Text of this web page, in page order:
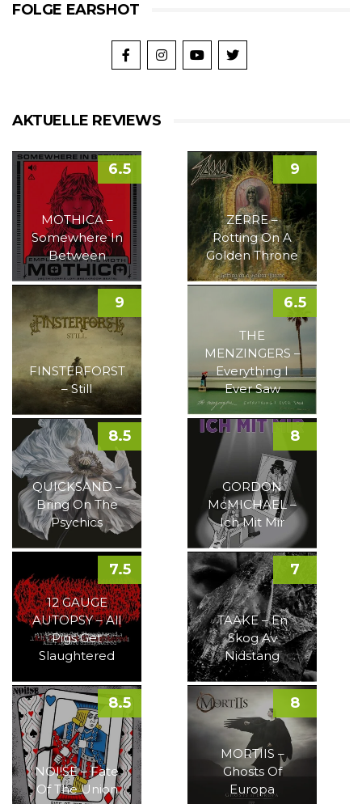
FOLGE EARSHOT
AKTUELLE REVIEWS
MOTHICA –
Somewhere In
Between
6.5
ZERRE –
Rotting On A
Golden Throne
9
FINSTERFORST
– Still
9
THE
MENZINGERS –
Everything I
Ever Saw
6.5
QUICKSAND –
Bring On The
Psychics
8.5
GORDON
McMICHAEL –
Ich Mit Mir
8
12 GAUGE
AUTOPSY – All
Pigs Get
Slaughtered
7.5
TAAKE – En
Skog Av
Nidstang
7
NOI!SE – Fate
Of The Union
8.5
MORTIIS –
Ghosts Of
Europa
8